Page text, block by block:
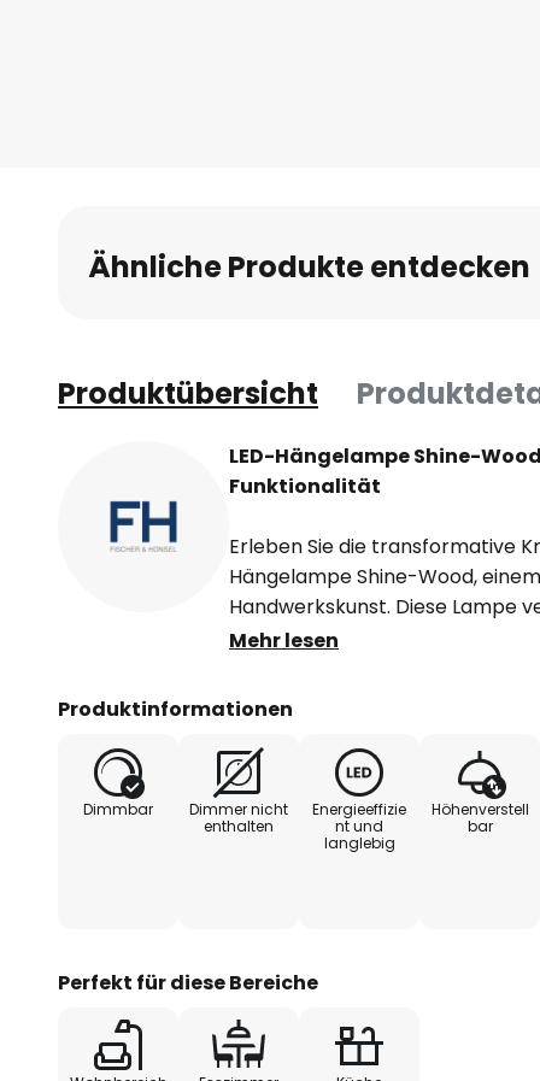
Ähnliche Produkte entdecken
Produktübersicht
LED-Hängelampe Shine-
Funktionalität
Erleben Sie die transformative
Hängelampe Shine-Wood,
Handwerkskunst. Diese Lampe
natürlichen Schönheit von
integrierte LED-Technologie
zusätzliche Flexibilität im
nicht im Lieferumfang enthalten
problemlos über einen
gewünschte Atmosphäre zu
- extern dimmbar
Mehr lesen
Produktinformationen
Dimmbar
Dimmer nicht
enthalten
Energieeffizie
nt und
langlebig
Höhenverstell
bar
Perfekt für diese Bereiche